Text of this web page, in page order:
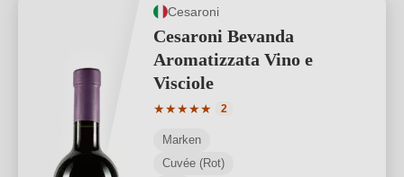
Cesaroni
Cesaroni Bevanda
Aromatizzata Vino e
Visciole
★★★★★
Durchschnittliche Bewertung von 5
2
Marken
Cuvée (Rot)